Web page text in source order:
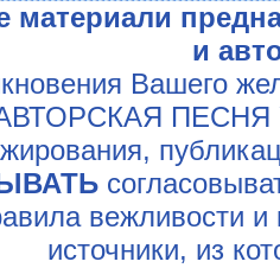
материали
и
Вашего
ПЕСНЯ
вежливости и
источники, из